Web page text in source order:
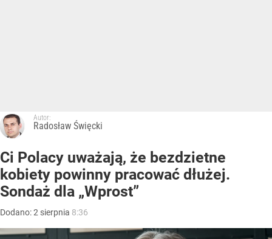
Autor:
Radosław Święcki
Ci Polacy uważają, że bezdzietne
kobiety powinny pracować dłużej.
Sondaż dla „Wprost”
Dodano:2 sierpnia 8:36